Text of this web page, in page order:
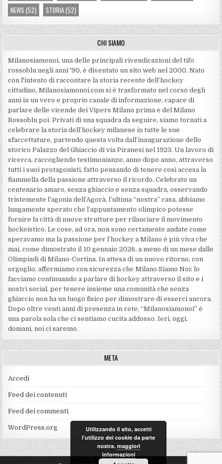
NEWS (52) STORIA(52)
CHI SIAMO
Milanosiamonoi, una delle principali rivendicazioni del tifo
rossoblu negli anni '90, è diventato un sito web nel 2000. Nato
con l'intento di raccontare la storia recente dell’hockey
cittadino, Milanosiamonoi.com si è trasformato nel corso degli
anni in un vero e proprio canale di informazione, capace di
parlare delle vicende dei Vipers Milano prima e del Milano
Rossoblu poi. Privati di una squadra da seguire, siamo tornati a
celebrare la storia dell’hockey milanese in tutte le sue
sfaccettature, partendo questa volta dall’inaugurazione dello
storico Palazzo del Ghiaccio di via Piranesi nel 1923. Un lavoro di
ricerca, raccogliendo testimonianze, anno dopo anno, attraverso
tutti i suoi protagonisti, fatto pensando di tenere così accesa la
fiammella della passione attraverso il ricordo. Celebrato un
centenario amaro, senza ghiaccio e senza squadra, osservando
tristemente l’agonia dell’Agorà, l’ultima “nostra” casa, abbiamo
lungamente sperato che l’appuntamento olimpico potesse
fornire la città di nuove strutture per rilanciare il movimento
hockeistico. Le cose, ad ora, non sono certamente andate come
speravamo ma la passione per l’hockey a Milano è più viva che
mai, come dimostrato il 10 gennaio 2026, a meno di un mese dalle
Olimpiadi di Milano-Cortina. In attesa di un nuovo ritorno, con
orgoglio, affermiamo con sicurezza che Milano Siamo Noi: lo
facciamo continuando a parlare di hockey attraverso il sito e i
nostri social, per tenere insieme una comunità che senza
ghiaccio non ha un luogo fisico per dimostrare di esserci ancora.
Dopo oltre venti anni di presenza in rete, “Milanosiamonoi” è
una parola sola che ci sentiamo cucita addosso. Ieri, oggi,
domani, noi ci saremo.
META
Accedi
Feed dei contenuti
Feed dei commenti
WordPress.org
Utilizzando il sito, accetti
l'utilizzo dei cookie da parte
nostra. maggiori
informazioni